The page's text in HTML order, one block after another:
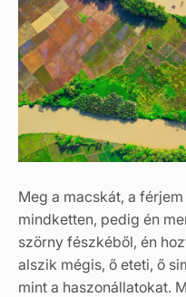
Meg a macskát, a
mindketten, pedig én
szörny fészkéből, én
alszik mégis, ő eteti, ő
mint a haszonállatokat.